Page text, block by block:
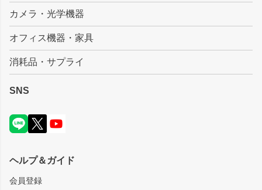
カメラ・光学機器
オフィス機器・家具
消耗品・サプライ
SNS
ヘルプ＆ガイド
会員登録